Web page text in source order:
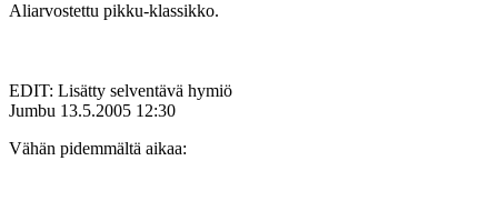
Aliarvostettu pikku-klassikko.
EDIT: Lisätty selventävä hymiö
Jumbu 13.5.2005 12:30
Vähän pidemmältä aikaa: